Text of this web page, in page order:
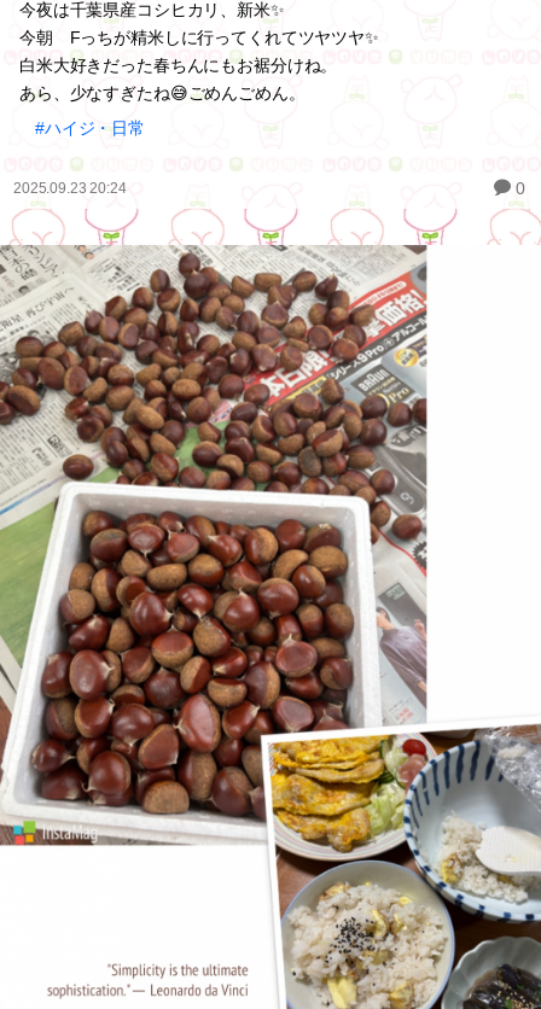
今夜は千葉県産コシヒカリ、新米✨
今朝 Fっちが精米しに行ってくれてツヤツヤ✨
白米大好きだった春ちんにもお裾分けね。
あら、少なすぎたね😅ごめんごめん。
#ハイジ・日常
2025.09.23 20:24 0